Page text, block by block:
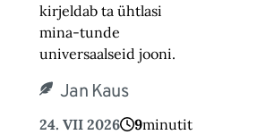
kirjeldab ta ühtlasi
mina-tunde
universaalseid jooni.
Jan Kaus
24. VII 2026 9minutit